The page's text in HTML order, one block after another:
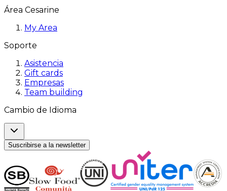
Área Cesarine
My Area
Soporte
Asistencia
Gift cards
Empresas
Team building
Cambio de Idioma
Suscribirse a la newsletter